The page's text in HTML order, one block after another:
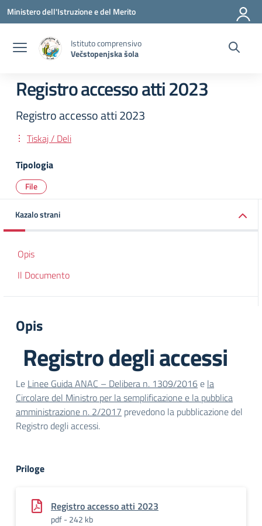
Vai ai contenuti
Vai al menu di navigazione
Vai al footer
Ministero dell'Istruzione e del Merito
Istituto comprensivo
Večstopenjska šola
Registro accesso atti 2023
Registro accesso atti 2023
Tiskaj / Deli
Tipologia
File
Kazalo strani
Opis
Il Documento
Opis
Registro degli accessi
Le Linee Guida ANAC – Delibera n. 1309/2016e la
Circolare del Ministro per la semplificazione e la pubblica
amministrazione n. 2/2017 prevedono la pubblicazione del
Registro degli accessi.
Priloge
Registro accesso atti 2023
pdf - 242 kb